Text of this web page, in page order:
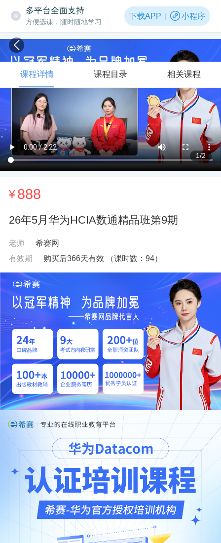
多平台全面支持
方便选课，随时随地学习
下载APP 小程序
1/2
¥888
26年5月华为HCIA数通精品班第9期
老师
希赛网
有效期
购买后366天有效 （课时数： 94）
课程详情 课程目录 相关课程